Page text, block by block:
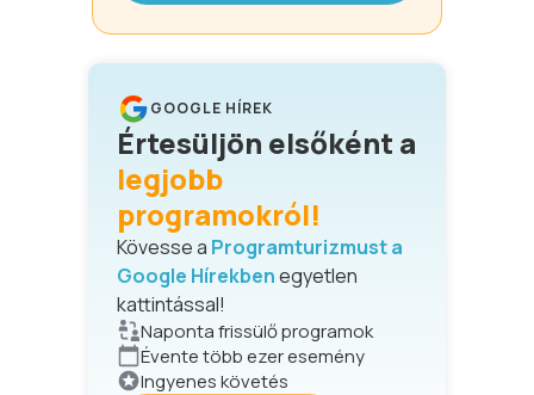
GOOGLE HÍREK
Értesüljön elsőként a
legjobb
programokról!
Kövesse a Programturizmust a
Google Hírekbenegyetlen
kattintással!
Naponta frissülő programok
Évente több ezer esemény
Ingyenes követés